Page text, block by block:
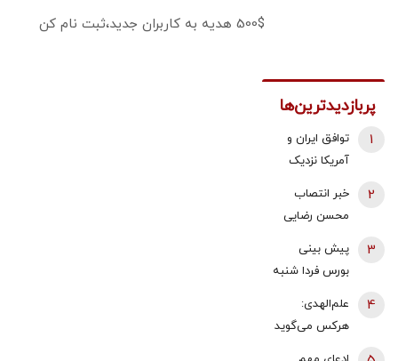
500$ هدیه به کاربران جدید،ثبت نام کن
پربازدیدترین‌ها
توافق ایران و
آمریکا نزدیک
خزانه‌داری آمریکا
از «امروز یا فردا»
گفت
1
خبر انتصاب
محسن رضایی
تکذیب شد؟/
توضیح مهم
خبرگزاری فارس
2
پیش بینی
بورس فردا شنبه
موتور رشد بازار
روشن شد |
3
علم‌الهدی:
هرکس می‌گوید
4